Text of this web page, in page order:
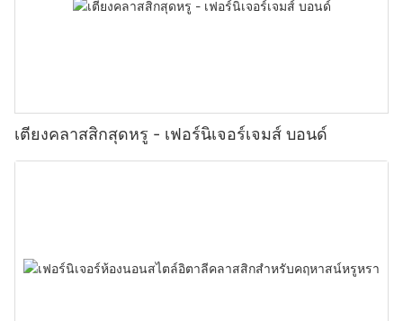
เตียงคลาสสิกสุดหรู - เฟอร์นิเจอร์เจมส์ บอนด์